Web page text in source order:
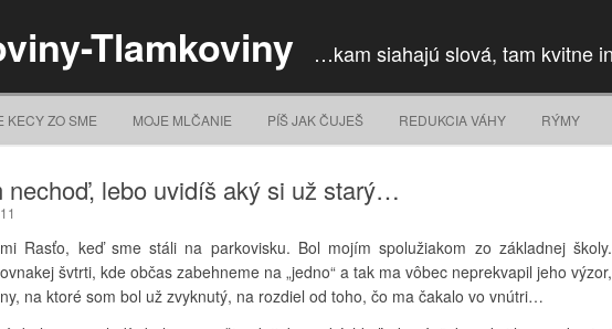
Tlamkoviny …kam siahajú slová, tam kvitne
KECY ZO SME MOJE MLČANIE PÍŠ JAK ČUJEŠ REDUKCIA VÁHY RÝMY
nechoď, lebo uvidíš aký si už starý…
Rasťo, keď sme stáli na parkovisku. Bol mojím spolužiakom zo základnej školy.
švtrti, kde občas zabehneme na „jedno“ a tak ma vôbec neprekvapil jeho výzor,
na ktoré som bol už zvyknutý, na rozdiel od toho, čo ma čakalo vo vnútri…